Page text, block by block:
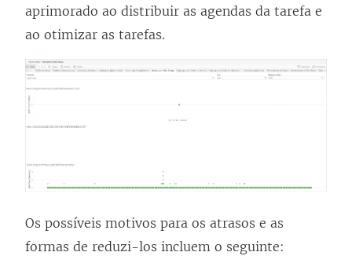
aprimorado ao distribuir as agendas da tarefa e
ao otimizar as tarefas.
Os possíveis motivos para os atrasos e as
formas de reduzi-los incluem o seguinte: